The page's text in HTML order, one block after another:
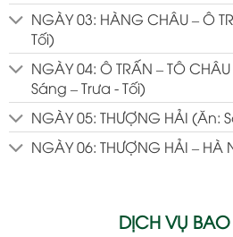
NGÀY 03: HÀNG CHÂU – Ô
Tối)
NGÀY 04: Ô TRẤN – TÔ
Sáng – Trưa - Tối)
NGÀY 05: THƯỢNG HẢI (Ăn:
NGÀY 06: THƯỢNG HẢI – HÀ
DỊCH VỤ